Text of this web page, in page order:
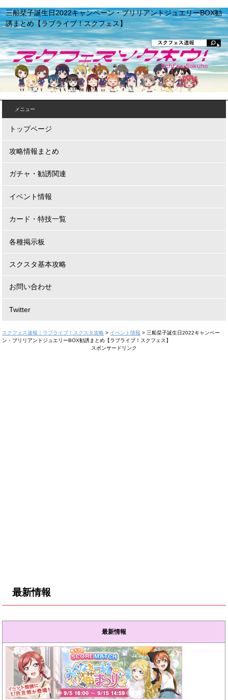
三船栞子誕生日2022キャンペーン・ブリリアントジュエリーBOX勧
誘まとめ【ラブライブ！スクフェス】
メニュー
トップページ
攻略情報まとめ
ガチャ・勧誘関連
イベント情報
カード・特技一覧
各種掲示板
スクスタ基本攻略
お問い合わせ
Twitter
スクフェス速報｜ラブライブ！スクスタ攻略 > イベント情報 > 三船栞子誕生日2022キャンペー
ン・ブリリアントジュエリーBOX勧誘まとめ【ラブライブ！スクフェス】
スポンサードリンク
最新情報
最新情報